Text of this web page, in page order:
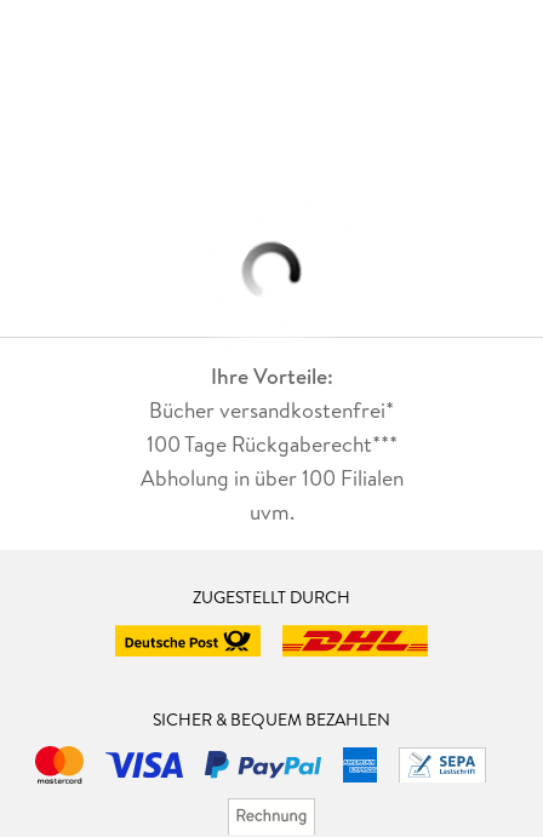
Ihre Vorteile:
Bücher versandkostenfrei*
100 Tage Rückgaberecht***
Abholung in über 100 Filialen
uvm.
ZUGESTELLT DURCH
SICHER & BEQUEM BEZAHLEN